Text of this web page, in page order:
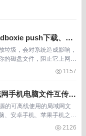
push下载、开
圾，会对系统造成影响，
的磁盘文件，阻止它上网，
1157
手机电脑文件互传工
的可离线使用的局域网文
、安卓手机、苹果手机之前
微信文件传输助手。 众所
2126